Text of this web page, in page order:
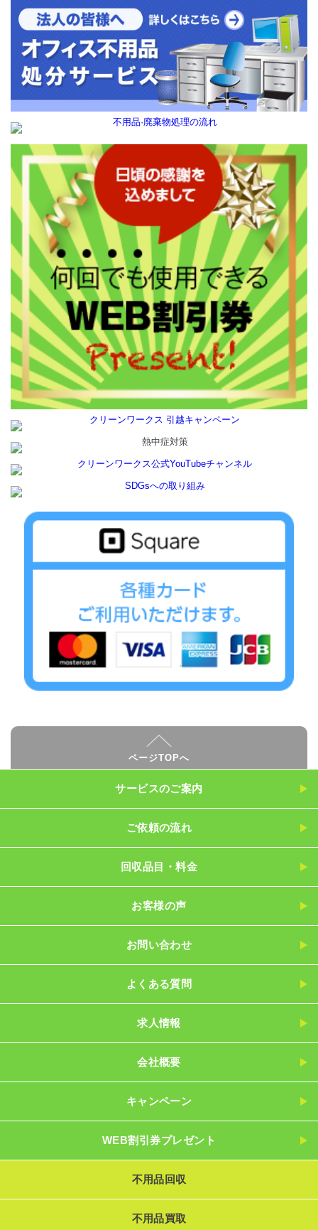
ページTOPへ
サービスのご案内
ご依頼の流れ
回収品目・料金
お客様の声
お問い合わせ
よくある質問
求人情報
会社概要
キャンペーン
WEB割引券プレゼント
不用品回収
不用品買取